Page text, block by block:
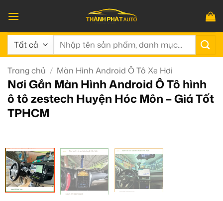
qua
nội
dung
Tìm
Trang chủ / Màn Hình Android Ô Tô Xe Hơi
Nơi Gắn Màn Hình Android Ô Tô hình
ô tô zestech Huyện Hóc Môn – Giá Tốt
TPHCM